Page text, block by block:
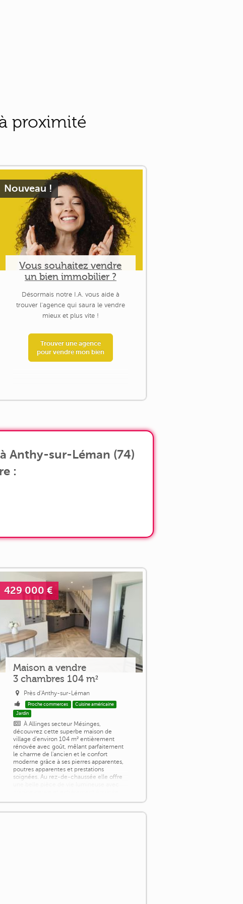
proximité
Nouveau !
Vous souhaitez vendre
un bien immobilier ?
Désormais notre I.A. vous aide à
trouver l'agence qui saura le vendre
mieux et plus vite !
Trouver une agence
pour vendre mon bien
Anthy-sur-Léman (74)
:
429 000 €
Maison a vendre
3 chambres 104 m²
Près d'Anthy-sur-Léman
Proche commerces
Cuisine américaine
Jardin
À Allinges secteur Mésinges,
découvrez cette superbe maison de
village d'environ 104 m² entièrement
rénovée avec goût, mêlant parfaitement
le charme de l'ancien et le confort
moderne grâce à ses pierres apparentes,
poutres apparentes et prestations
soignées. Au rez-de-chaussée elle offre